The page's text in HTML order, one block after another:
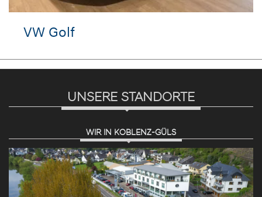
VW Golf
UNSERE STANDORTE
WIR IN KOBLENZ-GÜLS